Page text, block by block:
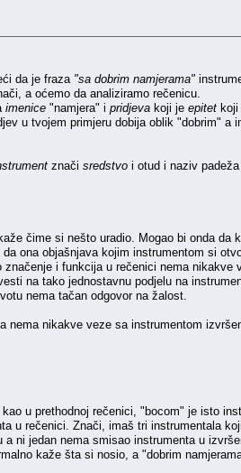
da je fraza "sa dobrim namjerama"
a oćemo da analiziramo rečenicu.
imenice "namjera" i pridjeva koji je epitet koji
u tvojem primjeru dobija oblik "dobrim" a
znači sredstvo i otud i naziv
čime si nešto uradio. Mogao bi onda da
ona objašnjava kojim instrumentom si
i funkcija u rečenici nema nikakve
na tako jednostavnu podjelu na
nema tačan odgovor na žalost.
nikakve veze sa instrumentom
u prethodnoj rečenici, "bocom" je isto
u rečenici. Znači, imaš tri instrumentala
ni jedan nema smisao instrumenta u
kaže šta si nosio, a "dobrim